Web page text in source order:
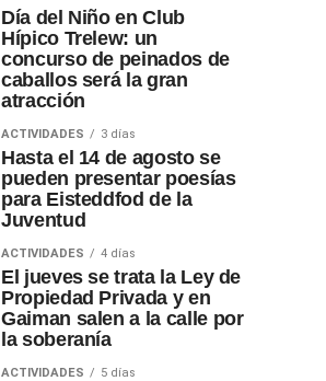
Día del Niño en Club
Hípico Trelew: un
concurso de peinados de
caballos será la gran
atracción
ACTIVIDADES 3 días
Hasta el 14 de agosto se
pueden presentar poesías
para Eisteddfod de la
Juventud
ACTIVIDADES 4 días
El jueves se trata la Ley de
Propiedad Privada y en
Gaiman salen a la calle por
la soberanía
ACTIVIDADES 5 días